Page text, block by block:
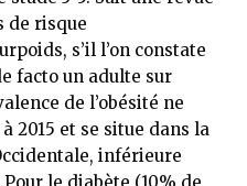
de risque
s’il l’on constate
facto un adulte sur
de l’obésité ne
2015 et se situe dans la
inférieure